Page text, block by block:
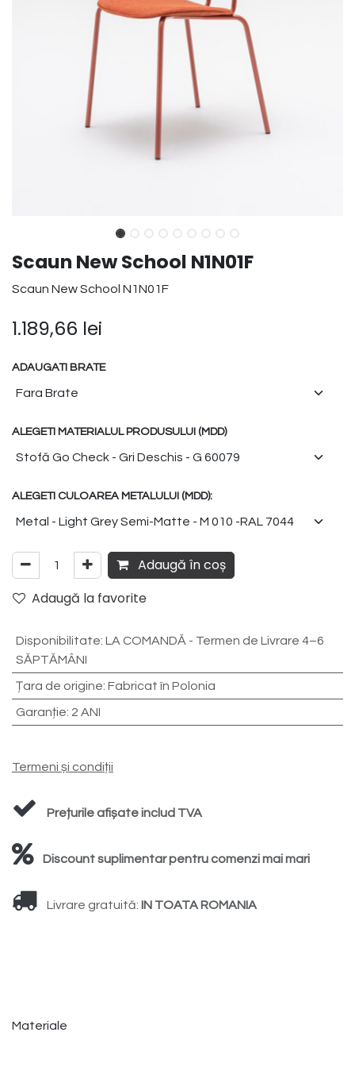
Scaun New School N1N01F
Scaun New School N1N01F
1.189,66 lei
ADAUGATI BRATE
ALEGETI MATERIALUL PRODUSULUI (MDD)
ALEGETI CULOAREA METALULUI (MDD):
Adaugă în coș
Adaugă la favorite
Disponibilitate: LA COMANDĂ - Termen de Livrare 4–6
SĂPTĂMÂNI
Țara de origine: Fabricat în Polonia
Garanție: 2 ANI
Termeni și condiții
Prețurile afișate includ TVA
Discount suplimentar pentru comenzi mai mari
Livrare gratuită: IN TOATA ROMANIA
Materiale